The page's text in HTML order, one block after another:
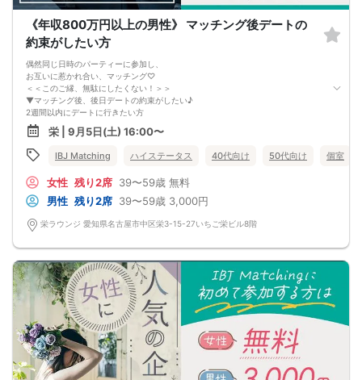
《年収800万円以上の男性》 マッチング後デートの
約束がしたい方
偶然同じ日時のパーティーに参加し、
お互いに惹かれ合い、マッチング♡
＜＜このご縁、無駄にしたくない！＞＞
▼マッチング後、後日デートの約束がしたい♪
2週間以内にデートに行きたい方
ちょっとフランクな場所に移動して、
会場ではお話できなかったことを話したり♡
さらに、交際発展後もきっと幸せ
居心地が良い関係性を築きたい方
ポジティブ思考で明るい言葉をくれたり＆hellip＆＆
『この人とならずっと一緒に居たいな』
心からそう思えるお相手を見つけませんか？
栄 | 9月5日(土) 16:00〜
IBJ Matching ハイステータス 40代向け 50代向け 個室
女性 残り2席 39〜59歳 無料
男性 残り2席 39〜59歳 3,000円
栄ラウンジ 愛知県名古屋市中区栄3-15-27いちご栄ビル8階